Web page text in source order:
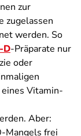
zur
zugelassen
werden. So
D-Präparate nur
oder
Vitamin-
Aber:
Mangels frei